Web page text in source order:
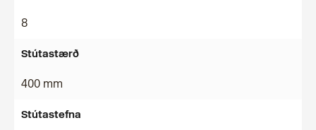
8
Stútastærð
400 mm
Stútastefna